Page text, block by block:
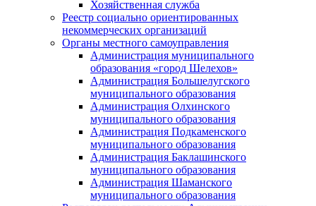
Хозяйственная служба
Реестр социально ориентированных
некоммерческих организаций
Органы местного самоуправления
Администрация муниципального
образования «город Шелехов»
Администрация Большелугского
муниципального образования
Администрация Олхинского
муниципального образования
Администрация Подкаменского
муниципального образования
Администрация Баклашинского
муниципального образования
Администрация Шаманского
муниципального образования